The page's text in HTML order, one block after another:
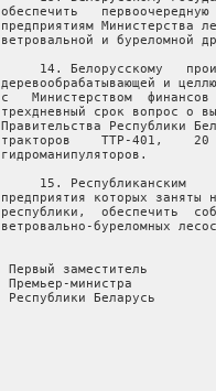
обеспечить
предприятиям Министерства
ветровальной и буреломной
14. Белорусскому
деревообрабатывающей и
с   Министерством
трехдневный срок вопрос о
Правительства Республики
тракторов    ТТР-401,
гидроманипуляторов.
15. Республиканским
предприятия которых заняты
республики,  обеспечить
ветровально-буреломных
Первый заместитель
Премьер-министра
Республики Беларусь